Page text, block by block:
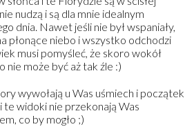
nudzą i są dla mnie idealnym
dnia. Nawet jeśli nie był wspaniały,
płonące niebo i wszystko odchodzi
musi pomyśleć, że skoro wokół
nie może być aż tak źle :)
wywołają u Was uśmiech i początek
te widoki nie przekonają Was
co by mogło ;)